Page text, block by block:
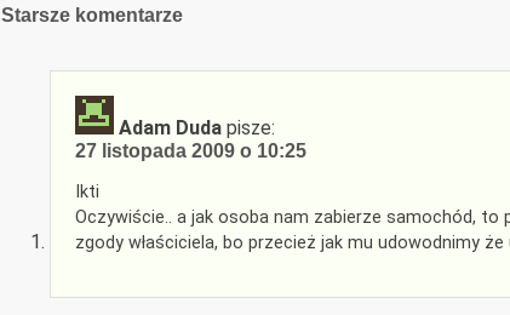
Nawigacja
Starsze komentarze
Adam Duda pisze:
27 listopada 2009 o 10:25
Ikti
Oczywiście.. a jak osoba nam zabierze samochód,
zgody właściciela, bo przecież jak mu udowodnimy że